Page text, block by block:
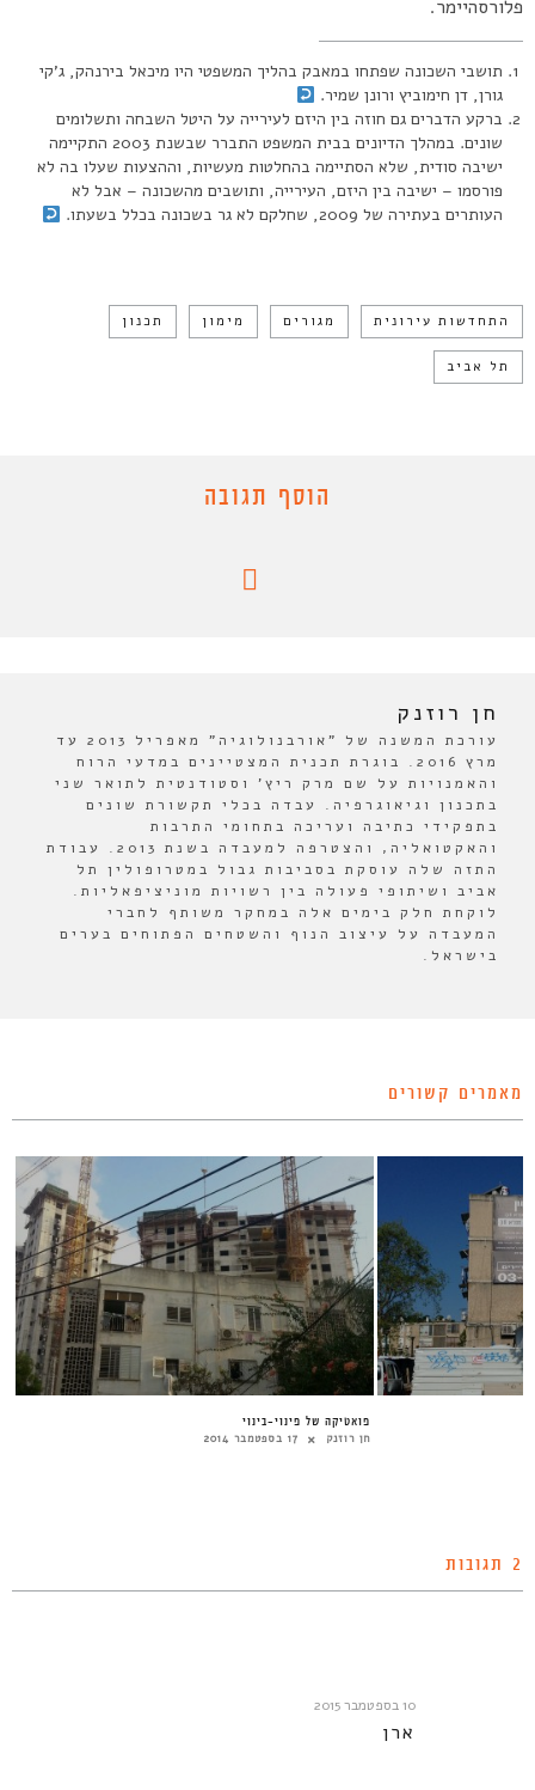
פלורסהיימר.
תושבי השכונה שפתחו במאבק בהליך המשפטי היו מיכאל בירנהק, ג’קי
גורן, דן חימוביץ ורונן שמיר.
ברקע הדברים גם חוזה בין היזם לעירייה על היטל השבחה ותשלומים
שונים. במהלך הדיונים בבית המשפט התברר שבשנת 2003 התקיימה
ישיבה סודית, שלא הסתיימה בהחלטות מעשיות, וההצעות שעלו בה לא
פורסמו – ישיבה בין היזם, העירייה, ותושבים מהשכונה – אבל לא
העותרים בעתירה של 2009, שחלקם לא גר בשכונה בכלל בשעתו.
התחדשות עירונית מגורים מימון תכנון
תל אביב
הוסף תגובה
חן רוזנק
עורכת המשנה של "אורבנולוגיה" מאפריל 2013 עד
מרץ 2016. בוגרת תכנית המצטיינים במדעי הרוח
והאמנויות על שם מרק ריץ' וסטודנטית לתואר שני
בתכנון וגיאוגרפיה. עבדה בכלי תקשורת שונים
בתפקידי כתיבה ועריכה בתחומי התרבות
והאקטואליה, והצטרפה למעבדה בשנת 2013. עבודת
התזה שלה עוסקת בסביבות גבול במטרופולין תל
אביב ושיתופי פעולה בין רשויות מוניציפאליות.
לוקחת חלק בימים אלה במחקר משותף לחברי
המעבדה על עיצוב הנוף והשטחים הפתוחים בערים
בישראל.
מאמרים קשורים
פואטיקה של פינוי-בינוי
חן רוזנק 17 בספטמבר 2014
2 תגובות
10 בספטמבר 2015
ארן